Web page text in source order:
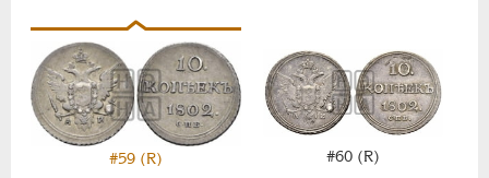
#59 (R) #60 (R)
Монетовидные
НИКОЛАЙ I 1826-1855
АЛЕКСАНДР II 1855-1881
АЛЕКСАНДР III 1881-1894